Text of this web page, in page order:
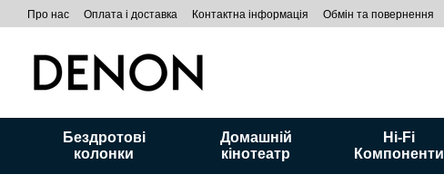
Перейти до основного контенту
Про нас Оплата і доставка Контактна інформація Обмін та повернення
Бездротові
колонки
Домашній
кінотеатр
Hi-Fi
Компоненти